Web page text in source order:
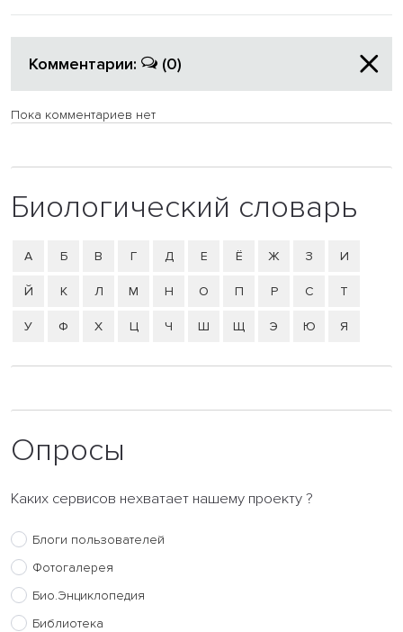
Комментарии: (0)
Пока комментариев нет
Биологический словарь
А Б В Г Д Е Ё Ж З И
Й К Л М Н О П Р С Т
У Ф Х Ц Ч Ш Щ Э Ю Я
Опросы
Каких сервисов нехватает нашему проекту ?
Блоги пользователей
Фотогалерея
Био.Энциклопедия
Библиотека